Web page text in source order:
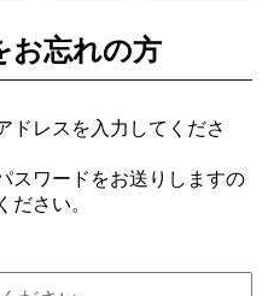
お忘れの方
ドレスを入力してくださ
スワードをお送りしますの
ださい。